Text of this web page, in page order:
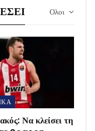
Ολοι
Να κλείσει τη